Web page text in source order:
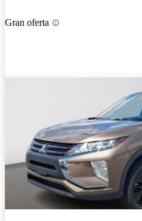
Gran oferta